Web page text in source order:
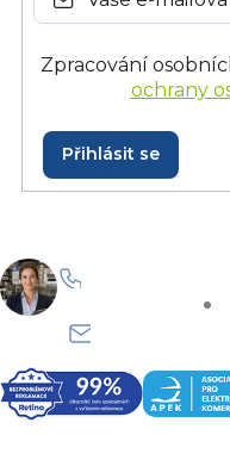
Zpracování
ochrany
Přihlásit se